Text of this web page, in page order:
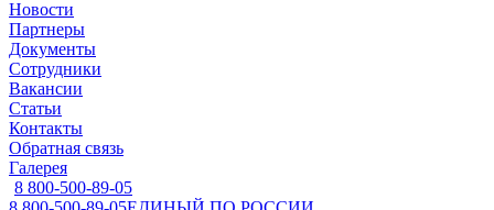
Новости
Партнеры
Документы
Сотрудники
Вакансии
Статьи
Контакты
Обратная связь
Галерея
8 800-500-89-05